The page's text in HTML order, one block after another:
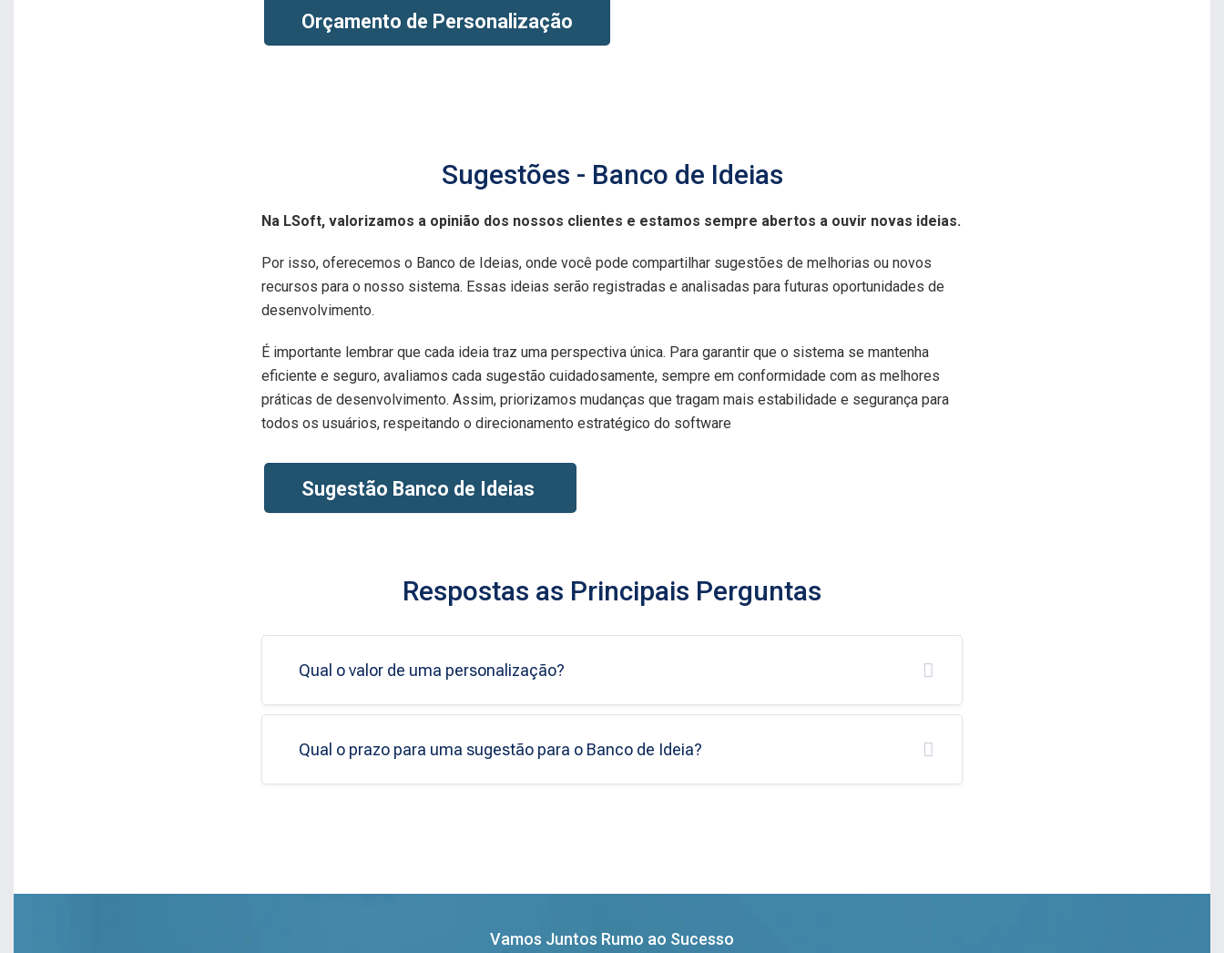
Orçamento de Personalização
Sugestões - Banco de Ideias
Na LSoft, valorizamos a opinião dos nossos clientes e estamos sempre abertos a ouvir novas ideias.
Por isso, oferecemos o Banco de Ideias, onde você pode compartilhar sugestões de melhorias ou novos
recursos para o nosso sistema. Essas ideias serão registradas e analisadas para futuras oportunidades de
desenvolvimento.
É importante lembrar que cada ideia traz uma perspectiva única. Para garantir que o sistema se mantenha
eficiente e seguro, avaliamos cada sugestão cuidadosamente, sempre em conformidade com as melhores
práticas de desenvolvimento. Assim, priorizamos mudanças que tragam mais estabilidade e segurança para
todos os usuários, respeitando o direcionamento estratégico do software
Sugestão Banco de Ideias
Respostas as Principais Perguntas
Qual o valor de uma personalização?
Qual o prazo para uma sugestão para o Banco de Ideia?
Vamos Juntos Rumo ao Sucesso